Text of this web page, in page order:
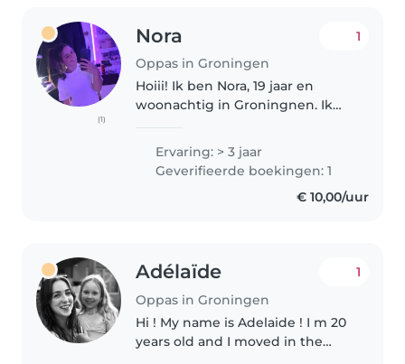
(1)
Nora
Oppas in Groningen
1
Hoiii! Ik ben Nora, 19 jaar en
woonachtig in Groningnen. Ik
van verschillende leeftijden( 0-11)
Ik vind het ontzettend leuk om
Ervaring: > 3 jaar
Geverifieerde boekingen: 1
€ 10,00/uur
Adélaïde
Oppas in Groningen
1
Hi ! My name is Adelaide ! I m 20
years old and I moved in the